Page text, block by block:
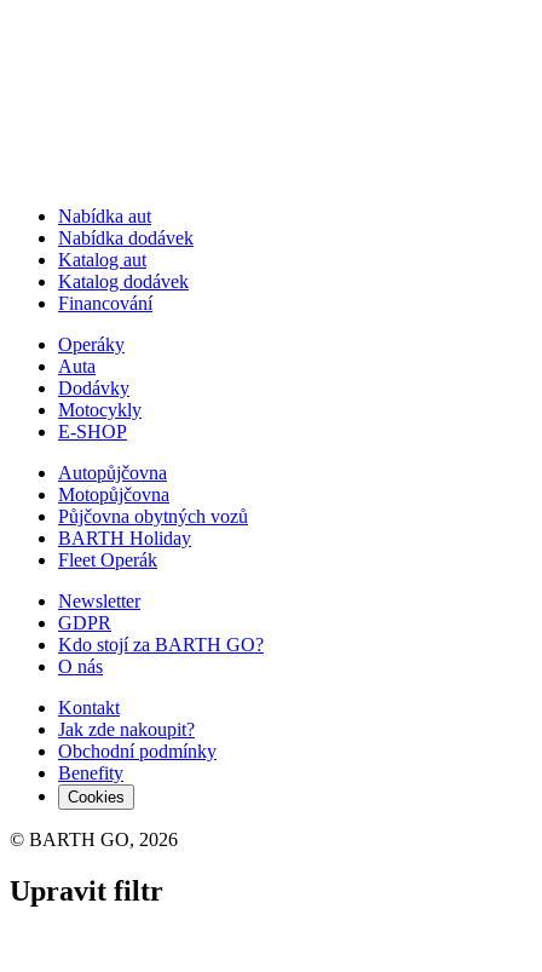
Nabídka aut
Nabídka dodávek
Katalog aut
Katalog dodávek
Financování
Operáky
Auta
Dodávky
Motocykly
E-SHOP
Autopůjčovna
Motopůjčovna
Půjčovna obytných vozů
BARTH Holiday
Fleet Operák
Newsletter
GDPR
Kdo stojí za BARTH GO?
O nás
Kontakt
Jak zde nakoupit?
Obchodní podmínky
Benefity
Cookies
© BARTH GO, 2026
Upravit filtr